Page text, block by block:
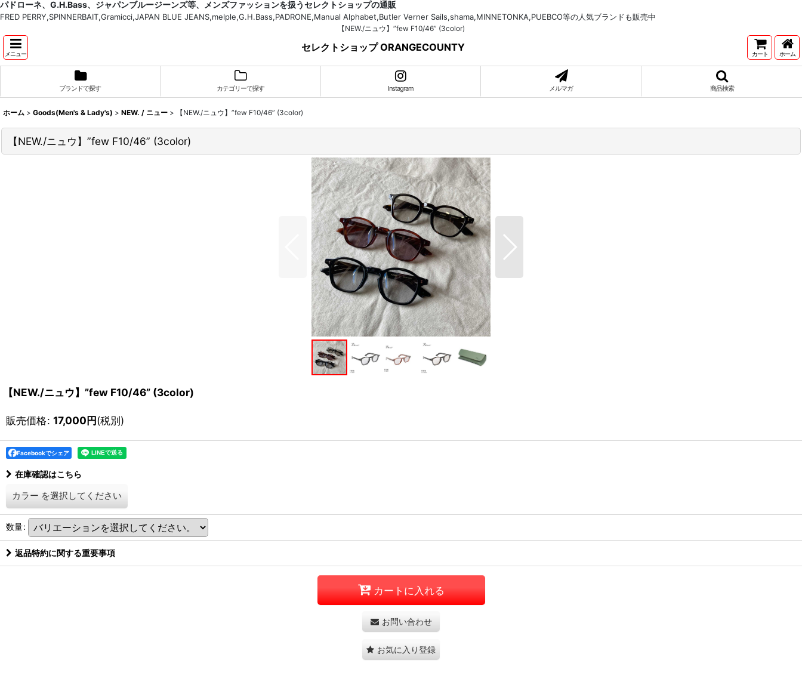
パドローネ、G.H.Bass、ジャパンブルージーンズ等、メンズファッションを扱うセレクトショップの通販
FRED PERRY,SPINNERBAIT,Gramicci,JAPAN BLUE JEANS,melple,G.H.Bass,PADRONE,Manual Alphabet,Butler Verner Sails,shama,MINNETONKA,PUEBCO等の人気ブランドも販売中
【NEW./ニュウ】”few F10/46” (3color)
メニュー
セレクトショップ ORANGECOUNTY
カート ホーム
ブランドで探す カテゴリーで探す Instagram メルマガ 商品検索
ホーム > Goods(Men's & Lady's) > NEW. / ニュー > 【NEW./ニュウ】”few F10/46” (3color)
【NEW./ニュウ】”few F10/46” (3color)
【NEW./ニュウ】”few F10/46” (3color)
販売価格: 17,000円(税別)
Facebookでシェア
在庫確認はこちら
カラー を選択してください
数量:
返品特約に関する重要事項
カートに入れる
お問い合わせ
お気に入り登録